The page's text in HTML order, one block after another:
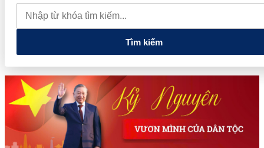
Giá cà phê hôm nay 8/8: Thị trường lao dốc mất mốc 100.000
đồng/kg
Tìm kiếm